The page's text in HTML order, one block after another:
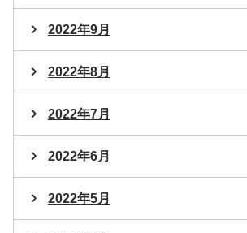
2022年9月
2022年8月
2022年7月
2022年6月
2022年5月